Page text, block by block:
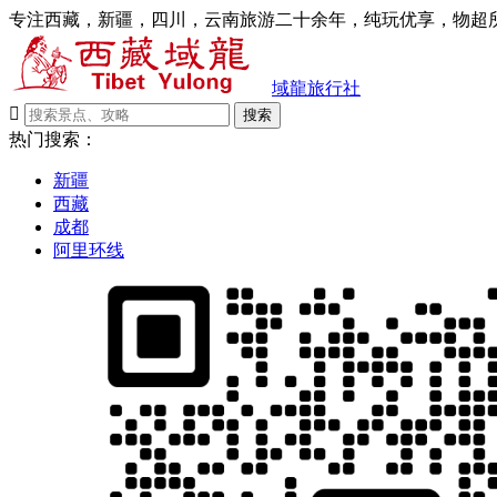
专注西藏，新疆，四川，云南旅游二十余年，纯玩优享，物超
域龍旅行社

搜索
热门搜索：
新疆
西藏
成都
阿里环线